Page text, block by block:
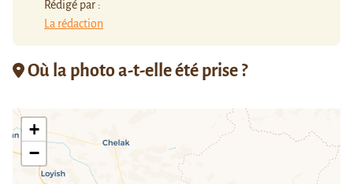
Rédigé par :
La rédaction
Où la photo a-t-elle été prise ?
+
−